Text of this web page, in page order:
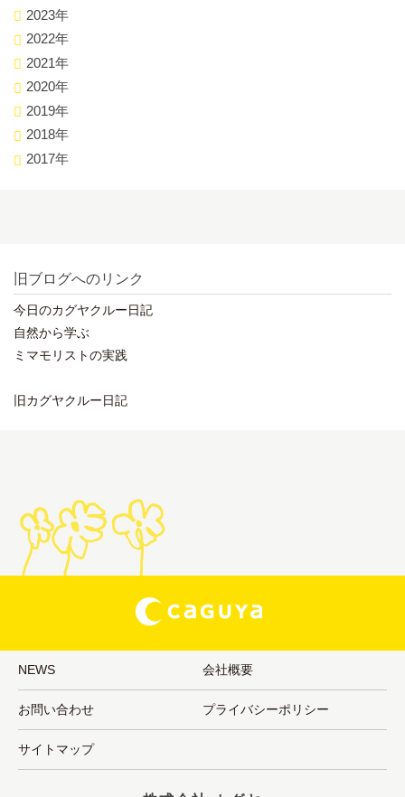
2023年
2022年
2021年
2020年
2019年
2018年
2017年
旧ブログへのリンク
今日のカグヤクルー日記
自然から学ぶ
ミマモリストの実践
旧カグヤクルー日記
NEWS 会社概要
お問い合わせ プライバシーポリシー
サイトマップ